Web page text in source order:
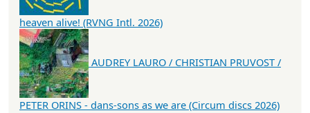
heaven alive! (RVNG Intl. 2026)
AUDREY LAURO / CHRISTIAN PRUVOST /
PETER ORINS - dans-sons as we are (Circum discs 2026)